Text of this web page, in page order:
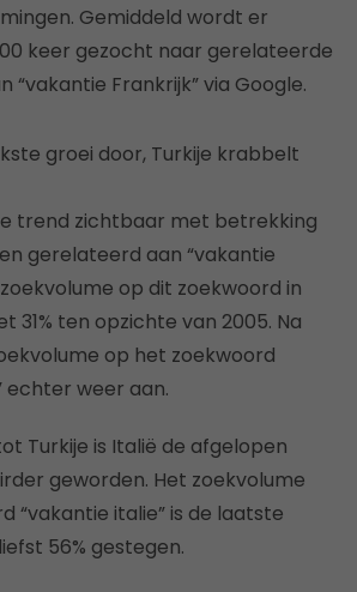
Gemiddeld wordt er
keer gezocht naar gerelateerde
“vakantie Frankrijk” via Google.
groei door, Turkije krabbelt
trend zichtbaar met betrekking
gerelateerd aan “vakantie
op dit zoekwoord in
31% ten opzichte van 2005. Na
op het zoekwoord
echter weer aan.
Turkije is Italië de afgelopen
geworden. Het zoekvolume
“vakantie italie” is de laatste
56% gestegen.